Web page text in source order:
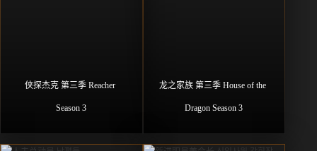
侠探杰克 第三季 Reacher
Season 3
龙之家族 第三季 House of the
Dragon Season 3